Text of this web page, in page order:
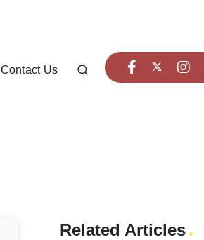
Contact Us
Related Articles